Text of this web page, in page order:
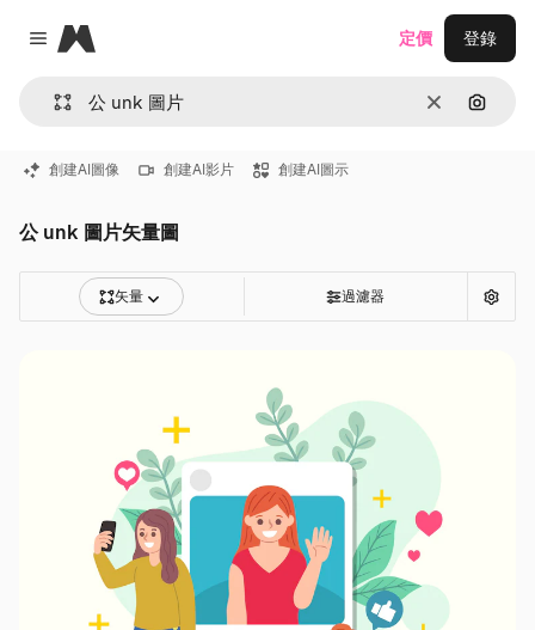
Close menu
Magnific
清除 通過圖
定價 登錄
創建AI圖像 創建AI影片 創建AI圖示
公 unk 圖片矢量圖
矢量 過濾器